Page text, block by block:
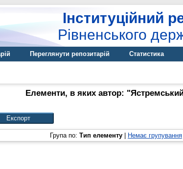
Інституційний
Рівненського
Переглянути репозитарій Статистика
Елементи, в яких автор: "
Група по: Тип елементу Немає групування